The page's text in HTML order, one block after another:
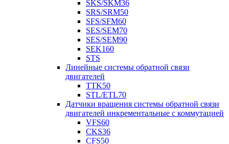
SKS/SKM36
SRS/SRM50
SFS/SFM60
SES/SEM70
SES/SEM90
SEK160
STS
Линейные системы обратной связи
двигателей
TTK50
STL/ETL70
Датчики вращения системы обратной связи
двигателей инкрементальные с коммутацией
VFS60
CKS36
CFS50